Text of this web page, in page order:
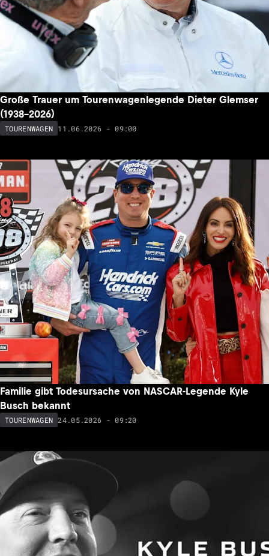
Große Trauer um Tourenwagenlegende Dieter Glemser
(1938-2026)
TOURENWAGEN 11.06.2026 - 09:00
Familie gibt Todesursache von NASCAR-Legende Kyle
Busch bekannt
TOURENWAGEN 24.05.2026 - 09:20